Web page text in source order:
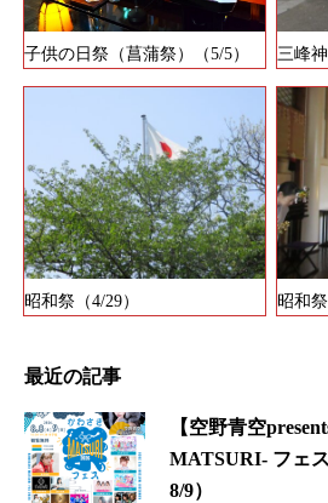
子供の日祭（菖蒲祭）（5/5） 三峰
昭和祭（4/29） 昭和祭
最近の記事
【空野青空
MATSURI- フェ
8/9）